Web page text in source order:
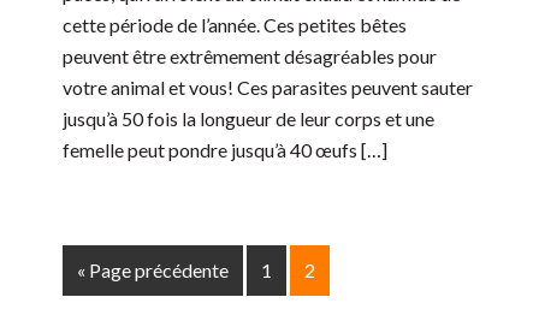
cette période de l’année. Ces petites bêtes
peuvent être extrêmement désagréables pour
votre animal et vous! Ces parasites peuvent sauter
jusqu’à 50 fois la longueur de leur corps et une
femelle peut pondre jusqu’à 40 œufs […]
« Page précédente 1 2